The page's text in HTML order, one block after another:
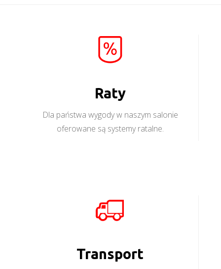
Raty
Dla państwa wygody w naszym salonie
oferowane są systemy ratalne.
Transport